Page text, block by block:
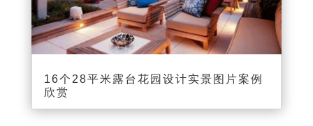
16个28平米露台花园设计实景图片案例
欣赏